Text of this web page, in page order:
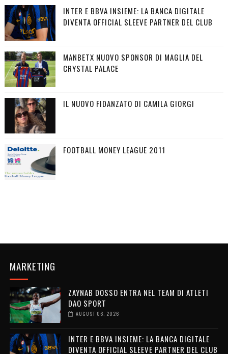
INTER E BBVA INSIEME: LA BANCA DIGITALE
DIVENTA OFFICIAL SLEEVE PARTNER DEL CLUB
MANBETX NUOVO SPONSOR DI MAGLIA DEL
CRYSTAL PALACE
IL NUOVO FIDANZATO DI CAMILA GIORGI
FOOTBALL MONEY LEAGUE 2011
MARKETING
ZAYNAB DOSSO ENTRA NEL TEAM DI ATLETI
DAO SPORT
AUGUST 06, 2026
INTER E BBVA INSIEME: LA BANCA DIGITALE
DIVENTA OFFICIAL SLEEVE PARTNER DEL CLUB